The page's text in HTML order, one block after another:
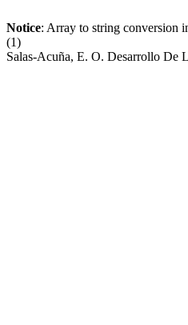
Notice: Array to string conversion
(1)
Salas-Acuña, E. O. Desarrollo De